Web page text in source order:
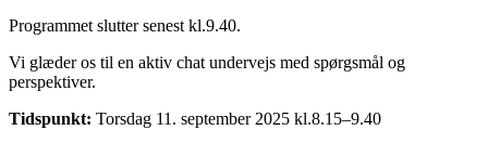
Programmet slutter senest kl.9.40.
Vi glæder os til en aktiv chat undervejs med spørgsmål og
perspektiver.
Tidspunkt: Torsdag 11. september 2025 kl.8.15–9.40